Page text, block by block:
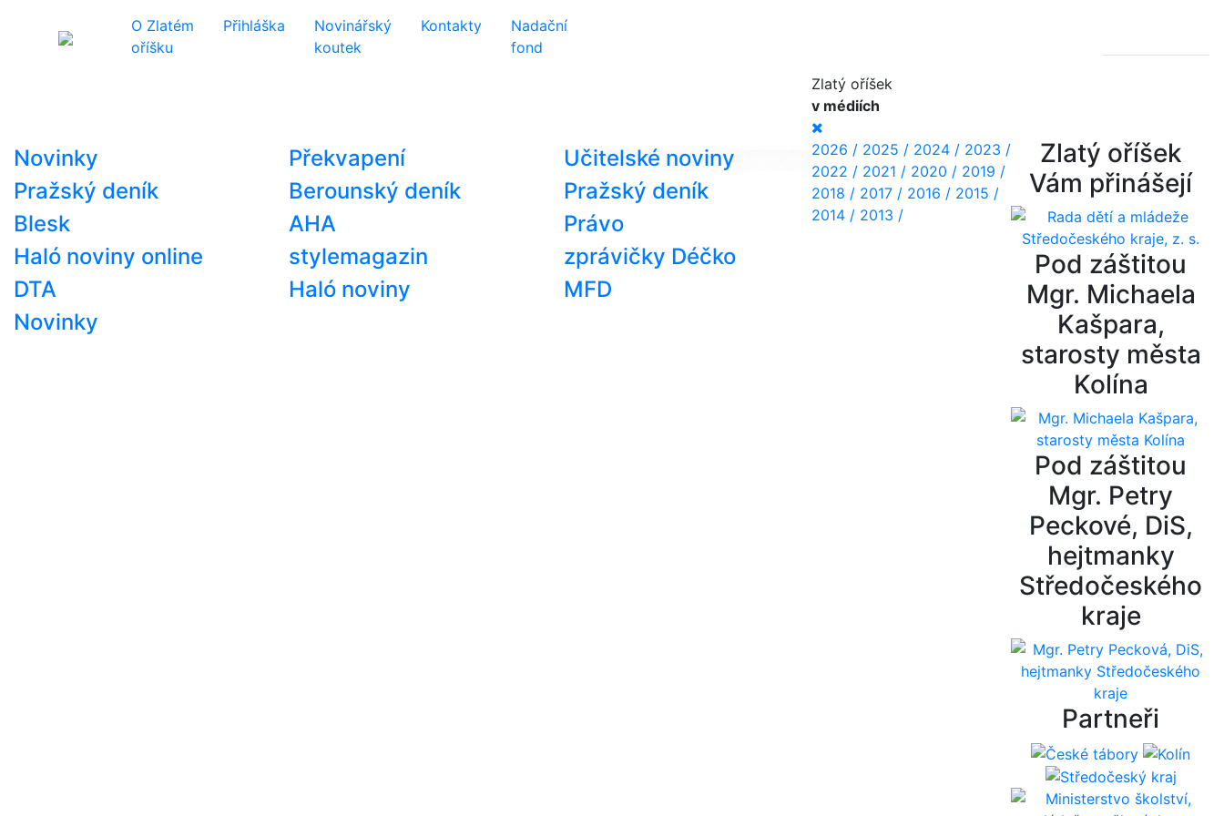
O Zlatém
oříšku
Přihláška
Novinářský
koutek
Kontakty
Nadační
fond
Zlatý oříšek
v médiích
Novinky Překvapení
Učitelské noviny
Pražský deník
Berounský deník
Pražský deník
Blesk
AHA
Právo
Haló noviny online
stylemagazin
zprávičky Déčko
DTA
Haló noviny
MFD
Novinky
2026 / 2025 / 2024 / 2023 /
2022 / 2021 / 2020 / 2019 /
2018 / 2017 / 2016 / 2015 /
2014 / 2013 /
Zlatý oříšek
Vám přinášejí
Pod záštitou
Mgr. Michaela
Kašpara,
starosty města
Kolína
Pod záštitou
Mgr. Petry
Peckové, DiS,
hejtmanky
Středočeského
kraje
Partneři